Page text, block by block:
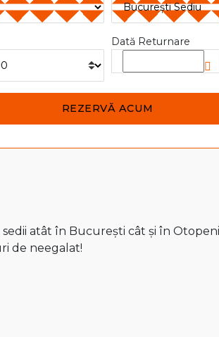
Dată Returnare
atât în București cât și în
de neegalat!